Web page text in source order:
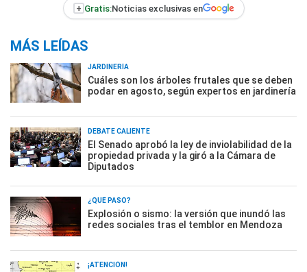
+ Gratis:Noticias exclusivas en
MÁS LEÍDAS
JARDINERÍA
Cuáles son los árboles frutales que se deben
podar en agosto, según expertos en jardinería
DEBATE CALIENTE
El Senado aprobó la ley de inviolabilidad de la
propiedad privada y la giró a la Cámara de
Diputados
¿QUÉ PASÓ?
Explosión o sismo: la versión que inundó las
redes sociales tras el temblor en Mendoza
¡ATENCIÓN!